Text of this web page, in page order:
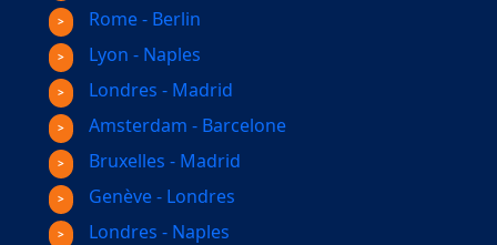
Rome - Berlin
Lyon - Naples
Londres - Madrid
Amsterdam - Barcelone
Bruxelles - Madrid
Genève - Londres
Londres - Naples